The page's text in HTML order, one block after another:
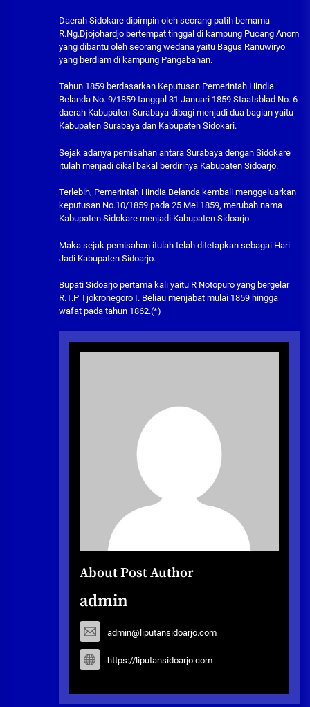
Daerah Sidokare dipimpin oleh seorang patih bernama
R.Ng.Djojohardjo bertempat tinggal di kampung Pucang Anom
yang dibantu oleh seorang wedana yaitu Bagus Ranuwiryo
yang berdiam di kampung Pangabahan.
Tahun 1859 berdasarkan Keputusan Pemerintah Hindia
Belanda No. 9/1859 tanggal 31 Januari 1859 Staatsblad No. 6
daerah Kabupaten Surabaya dibagi menjadi dua bagian yaitu
Kabupaten Surabaya dan Kabupaten Sidokari.
Sejak adanya pemisahan antara Surabaya dengan Sidokare
itulah menjadi cikal bakal berdirinya Kabupaten Sidoarjo.
Terlebih, Pemerintah Hindia Belanda kembali menggeluarkan
keputusan No.10/1859 pada 25 Mei 1859, merubah nama
Kabupaten Sidokare menjadi Kabupaten Sidoarjo.
Maka sejak pemisahan itulah telah ditetapkan sebagai Hari
Jadi Kabupaten Sidoarjo.
Bupati Sidoarjo pertama kali yaitu R Notopuro yang bergelar
R.T.P Tjokronegoro I. Beliau menjabat mulai 1859 hingga
wafat pada tahun 1862.(*)
About Post Author
admin
admin@liputansidoarjo.com
https://liputansidoarjo.com